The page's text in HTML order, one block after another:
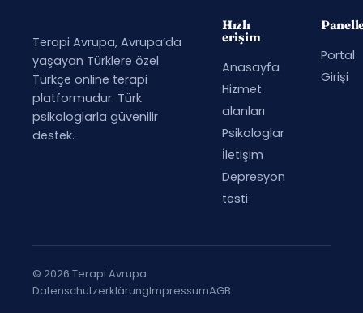
Terapi Avrupa, Avrupa’da
yaşayan Türklere özel
Türkçe online terapi
platformudur. Türk
psikologlarla güvenilir
destek.
Hızlı
erişim
Anasayfa
Hizmet
alanları
Psikologlar
İletişim
Depresyon
testi
Portal
Girişi
© 2026 Terapi Avrupa
DatenschutzerklärungImpressumAGB